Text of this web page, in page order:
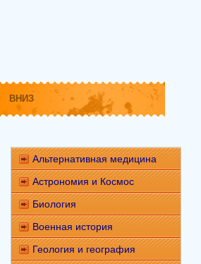
ВНИЗ
Альтернативная медицина
Астрономия и Космос
Биология
Военная история
Геология и география